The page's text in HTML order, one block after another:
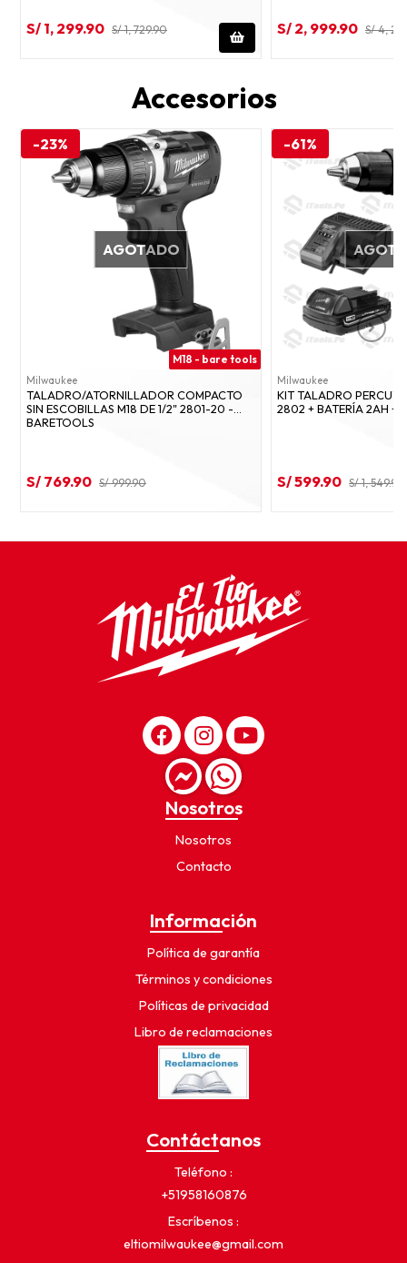
S/ 1, 299.90 S/ 1, 729.90 S/ 2, 999.90 S/ 4,
Accesorios
-23%
AGOTADO
M18 - bare tools
Milwaukee
TALADRO/ATORNILLADOR COMPACTO
SIN ESCOBILLAS M18 DE 1/2" 2801-20 -
BARETOOLS
S/ 769.90 S/ 999.90
-61%
Milwaukee
KIT TALADRO
2802 + BATERÍA 2AH +
S/ 599.90 S/ 1, 549.90
Nosotros
Nosotros
Contacto
Información
Política de garantía
Términos y condiciones
Políticas de privacidad
Libro de reclamaciones
Contáctanos
Teléfono
+51958160876
Escríbenos
eltiomilwaukee@gmail.com